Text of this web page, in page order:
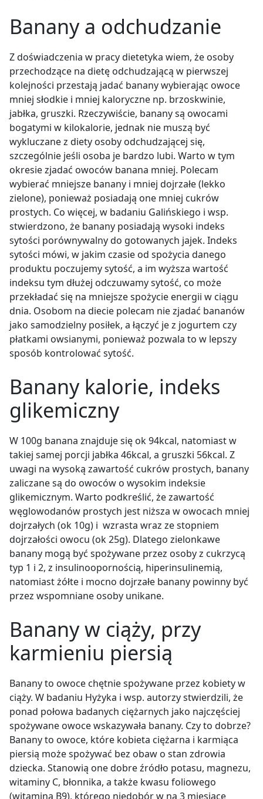
Banany a odchudzanie
Z doświadczenia w pracy dietetyka wiem, że osoby
przechodzące na dietę odchudzającą w pierwszej
kolejności przestają jadać banany wybierając owoce
mniej słodkie i mniej kaloryczne np. brzoskwinie,
jabłka, gruszki. Rzeczywiście, banany są owocami
bogatymi w kilokalorie, jednak nie muszą być
wykluczane z diety osoby odchudzającej się,
szczególnie jeśli osoba je bardzo lubi. Warto w tym
okresie zjadać owoców banana mniej. Polecam
wybierać mniejsze banany i mniej dojrzałe (lekko
zielone), ponieważ posiadają one mniej cukrów
prostych. Co więcej, w badaniu Galińskiego i wsp.
stwierdzono, że banany posiadają wysoki indeks
sytości porównywalny do gotowanych jajek. Indeks
sytości mówi, w jakim czasie od spożycia danego
produktu poczujemy sytość, a im wyższa wartość
indeksu tym dłużej odczuwamy sytość, co może
przekładać się na mniejsze spożycie energii w ciągu
dnia. Osobom na diecie polecam nie zjadać bananów
jako samodzielny posiłek, a łączyć je z jogurtem czy
płatkami owsianymi, ponieważ pozwala to w lepszy
sposób kontrolować sytość.
Banany kalorie, indeks
glikemiczny
W 100g banana znajduje się ok 94kcal, natomiast w
takiej samej porcji jabłka 46kcal, a gruszki 56kcal. Z
uwagi na wysoką zawartość cukrów prostych, banany
zaliczane są do owoców o wysokim indeksie
glikemicznym. Warto podkreślić, że zawartość
węglowodanów prostych jest niższa w owocach mniej
dojrzałych (ok 10g) i wzrasta wraz ze stopniem
dojrzałości owocu (ok 25g). Dlatego zielonkawe
banany mogą być spożywane przez osoby z cukrzycą
typ 1 i 2, z insulinoopornością, hiperinsulinemią,
natomiast żółte i mocno dojrzałe banany powinny być
przez wspomniane osoby unikane.
Banany w ciąży, przy
karmieniu piersią
Banany to owoce chętnie spożywane przez kobiety w
ciąży. W badaniu Hyżyka i wsp. autorzy stwierdzili, że
ponad połowa badanych ciężarnych jako najczęściej
spożywane owoce wskazywała banany. Czy to dobrze?
Banany to owoce, które kobieta ciężarna i karmiąca
piersią może spożywać bez obaw o stan zdrowia
dziecka. Stanowią one dobre źródło potasu, magnezu,
witaminy C, błonnika, a także kwasu foliowego
(witamina B9), którego niedobór w na 3 miesiące